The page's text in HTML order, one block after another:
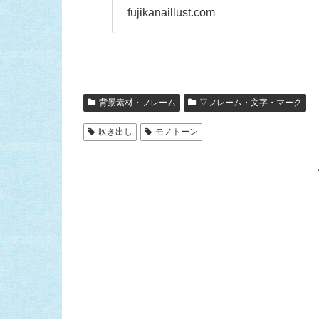
fujikanaillust.com
背景素材・フレーム ▽フレーム・文字・マーク
吹き出し モノトーン